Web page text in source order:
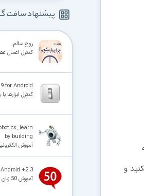
و
پیشنهاد سافت
روح سالم
کنترل اعمال
for Android
کنترل ابزارها
learn
by building
آموزش
+2.3
آموزش 50 زبان